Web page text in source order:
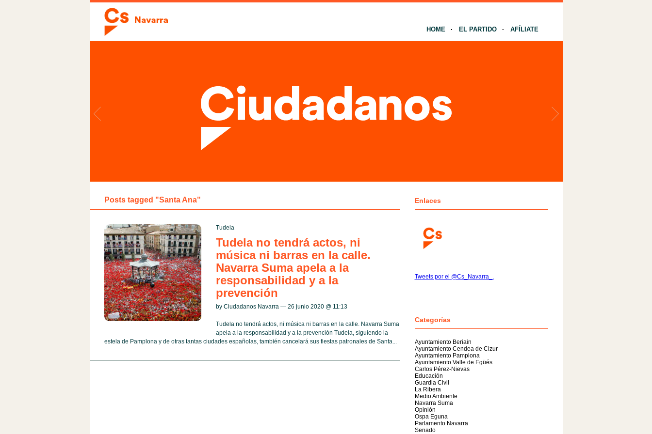
HOME EL PARTIDO AFÍLIATE
Posts tagged "Santa Ana"
Tudela
Tudela no tendrá actos, ni
música ni barras en la calle.
Navarra Suma apela a la
responsabilidad y a la
prevención
by Ciudadanos Navarra — 26 junio 2020 @ 11:13
Tudela no tendrá actos, ni música ni barras en la calle. Navarra Suma
apela a la responsabilidad y a la prevención Tudela, siguiendo la
estela de Pamplona y de otras tantas ciudades españolas, también cancelará sus fiestas patronales de Santa...
Enlaces
Tweets por el @Cs_Navarra_.
Categorías
Ayuntamiento Beriain
Ayuntamiento Cendea de Cizur
Ayuntamiento Pamplona
Ayuntamiento Valle de Egüés
Carlos Pérez-Nievas
Educación
Guardia Civil
La Ribera
Medio Ambiente
Navarra Suma
Opinión
Ospa Eguna
Parlamento Navarra
Senado